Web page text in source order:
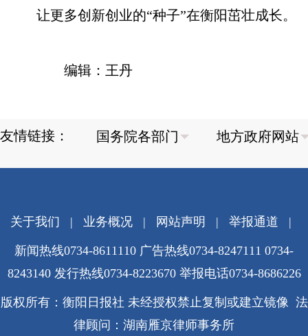
让更多创新创业的“种子”在衡阳茁壮成长。
编辑：王丹
友情链接：
关于我们 | 业务概况| 网站声明 | 举报通道 |
新闻热线0734-8611110 广告热线0734-8247111 0734-
8243140 发行热线0734-8223670 举报电话0734-8686226
版权所有：衡阳日报社 未经授权禁止复制或建立镜像 法
律顾问：湖南雁京律师事务所